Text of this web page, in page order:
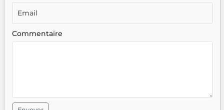
Commentaire